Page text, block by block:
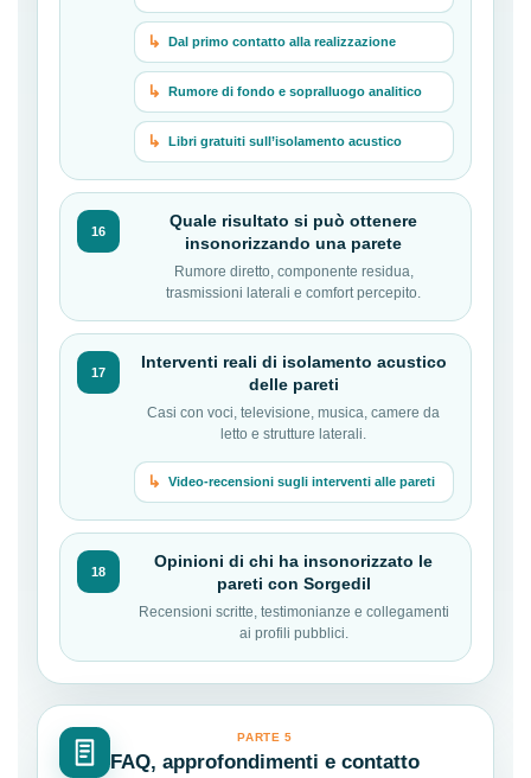
Dal primo contatto alla realizzazione
Rumore di fondo e sopralluogo analitico
Libri gratuiti sull’isolamento acustico
16
Quale risultato si può ottenere
insonorizzando una parete
Rumore diretto, componente residua,
trasmissioni laterali e comfort percepito.
17
Interventi reali di isolamento acustico
delle pareti
Casi con voci, televisione, musica, camere da
letto e strutture laterali.
Video-recensioni sugli interventi alle pareti
18
Opinioni di chi ha insonorizzato le
pareti con Sorgedil
Recensioni scritte, testimonianze e collegamenti
ai profili pubblici.
PARTE 5
FAQ, approfondimenti e contatto